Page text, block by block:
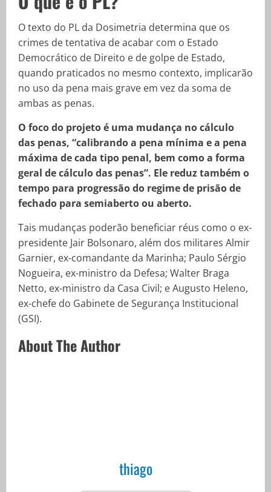
O texto do PL da Dosimetria determina que os
crimes de tentativa de acabar com o Estado
Democrático de Direito e de golpe de Estado,
quando praticados no mesmo contexto, implicarão
no uso da pena mais grave em vez da soma de
ambas as penas.
O foco do projeto é uma mudança no cálculo
das penas, “calibrando a pena mínima e a pena
máxima de cada tipo penal, bem como a forma
geral de cálculo das penas”. Ele reduz também o
tempo para progressão do regime de prisão de
fechado para semiaberto ou aberto.
Tais mudanças poderão beneficiar réus como o ex-
presidente Jair Bolsonaro, além dos militares Almir
Garnier, ex-comandante da Marinha; Paulo Sérgio
Nogueira, ex-ministro da Defesa; Walter Braga
Netto, ex-ministro da Casa Civil; e Augusto Heleno,
ex-chefe do Gabinete de Segurança Institucional
(GSI).
About The Author
thiago